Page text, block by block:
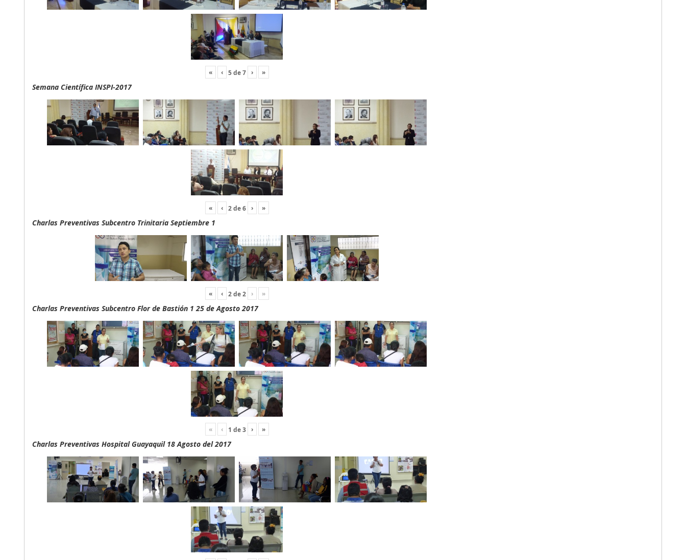
« ‹ 5de7 › »
Semana Científica INSPI-2017
« ‹ 2de6 › »
Charlas Preventivas Subcentro Trinitaria Septiembre 1
« ‹ 2de2 › »
Charlas Preventivas Subcentro Flor de Bastión 1 25 de Agosto 2017
« ‹ 1 de3 › »
Charlas Preventivas Hospital Guayaquil 18 Agosto del 2017